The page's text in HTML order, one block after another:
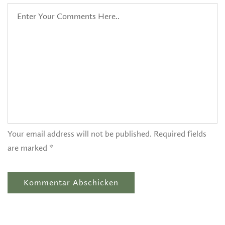
Your email address will not be published. Required fields
are marked *